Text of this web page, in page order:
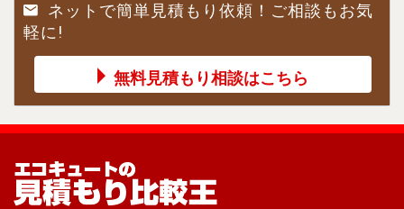
ネットで簡単見積もり依頼！ご相談もお気
軽に!
無料見積もり相談はこちら